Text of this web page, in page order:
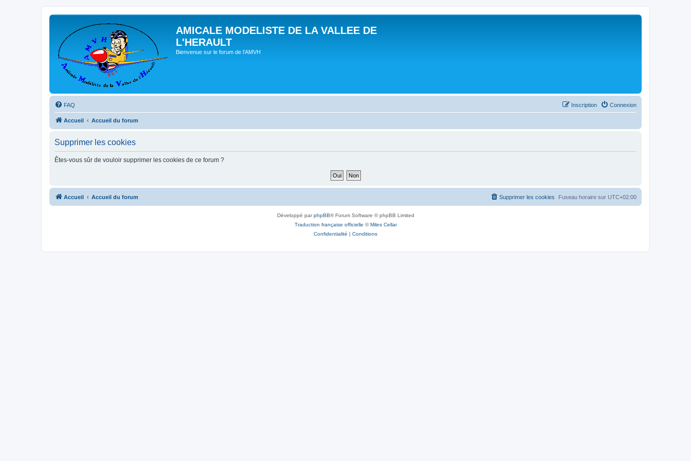
AMICALE MODELISTE DE LA VALLEE DE
L'HERAULT
Bienvenue sur le forum de l'AMVH
FAQ Connexion
Inscription
Accueil Accueil du forum
Supprimer les cookies
Êtes-vous sûr de vouloir supprimer les cookies de ce forum ?
Accueil Accueil du forum Fuseau horaire sur UTC+02:00
Supprimer les cookies
Développé parphpBB® Forum Software © phpBB Limited
Traduction française officielle ©Miles Cellar
Confidentialité | Conditions